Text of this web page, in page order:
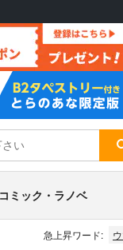
コミック・ラノベ
急上昇ワード: